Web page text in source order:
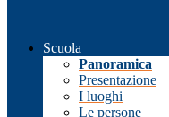
Scuola
Panoramica
Presentazione
I luoghi
Le persone